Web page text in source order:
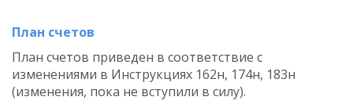
План счетов
План счетов приведен в соответствие с
изменениями в Инструкциях 162н, 174н, 183н
(изменения, пока не вступили в силу).